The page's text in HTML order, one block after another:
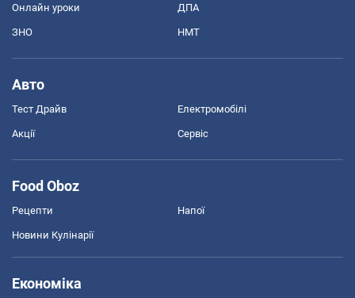
Онлайн уроки ДПА
ЗНО НМТ
Авто
Тест Драйв Електромобілі
Акції Сервіс
Food Oboz
Рецепти Напої
Новини Кулінарії
Економіка